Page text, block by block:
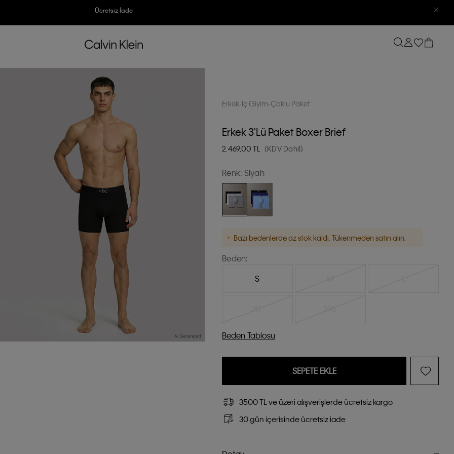
Ücretsiz İade
7500 TL Ve Üzeri Alışverişlerinizde 6 Taksit İmkanı
7500 TL Ve Üzeri Alışverişlerinizde 6 Taksit İmkanı
Erkek İç Giyim Çoklu Paket
Erkek 3'lü Paket Boxer Brief
2.469,00 TL (KDV Dahil)
Renk: Siyah
Bazı bedenlerde az stok kaldı. Tükenmeden satın alın.
Beden:
S
Beden Tablosu
SEPETE EKLE
3500 TL ve üzeri alışverişlerde ücretsiz kargo
30 gün içerisinde ücretsiz iade